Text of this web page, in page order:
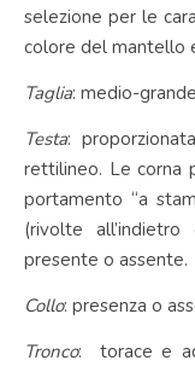
selezione per le
colore del mantello
Taglia: medio-
Testa:
rettilineo. Le corna
portamento “a
(rivolte
presente o assente.
Collo: presenza o
Tronco: torace e